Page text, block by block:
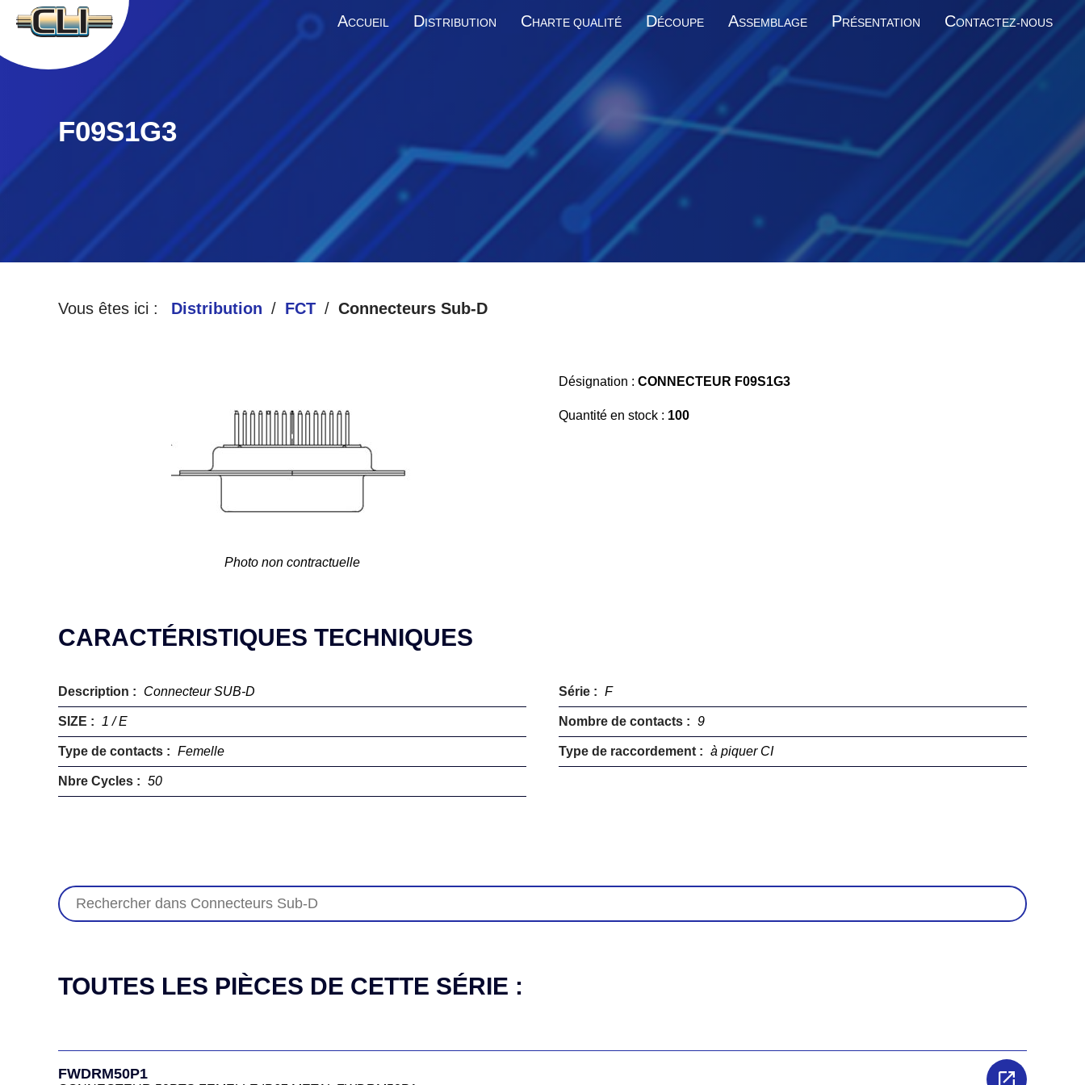
ACCUEIL DISTRIBUTION CHARTE QUALITÉ DÉCOUPE ASSEMBLAGE PRÉSENTATION CONTACTEZ-NOUS
F09S1G3
Vous êtes ici : Distribution FCT Connecteurs Sub-D
Photo non contractuelle
Désignation : CONNECTEUR F09S1G3
Quantité en stock : 100
CARACTÉRISTIQUES TECHNIQUES
Description : Connecteur SUB-D Série : F
SIZE : 1 / E Nombre de contacts : 9
Type de contacts : Femelle Type de raccordement : à piquer CI
Nbre Cycles : 50
TOUTES LES PIÈCES DE CETTE SÉRIE :
FWDRM50P1